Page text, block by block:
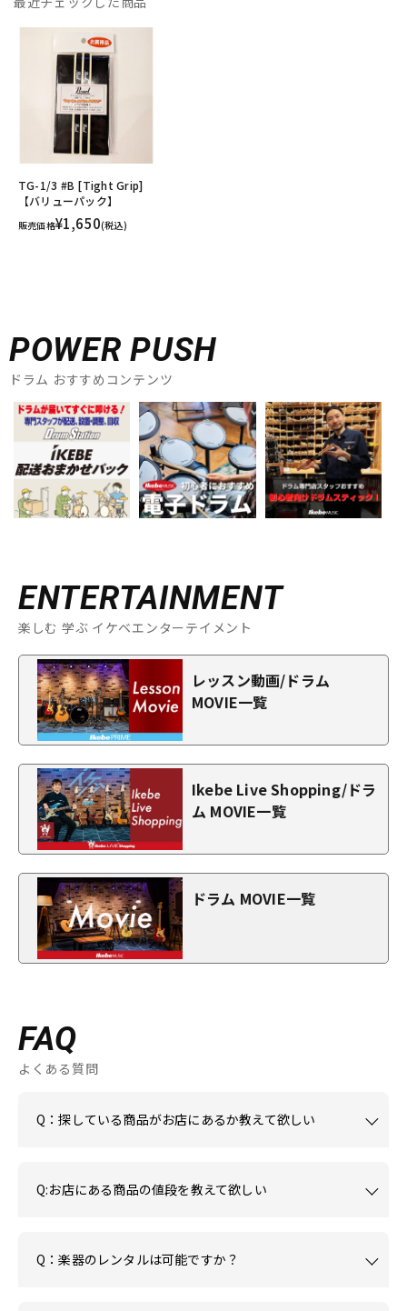
TG-1/3 #B [Tight Grip]
【バリューパック】
販売価格¥1,650(税込)
POWER PUSH
ドラム おすすめコンテンツ
ENTERTAINMENT
楽しむ 学ぶ イケベエンターテイメント
レッスン動画/ドラム
MOVIE一覧
Ikebe Live Shopping/ドラ
ム MOVIE一覧
ドラム MOVIE一覧
FAQ
よくある質問
Q：探している商品がお店にあるか教えて欲しい
Q:お店にある商品の値段を教えて欲しい
Q：楽器のレンタルは可能ですか？